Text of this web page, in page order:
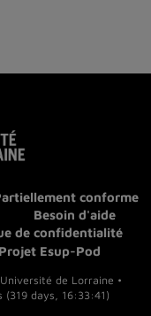
conforme
Besoin d'aide
de confidentialité
Projet Esup-Pod
de Lorraine •
(319 days, 16:33:41)